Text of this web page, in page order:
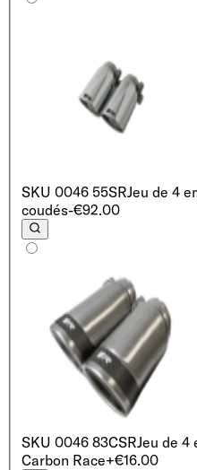
SKU 0046 55SRJeu de 4
coudés-€92.00
SKU 0046 83CSRJeu de 4
Carbon Race+€16.00